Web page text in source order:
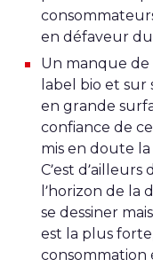
en défaveur du
Un manque de
label bio et sur
en grande
confiance de
mis en doute
C’est
l’horizon de la
se dessiner
est la plus
consommation